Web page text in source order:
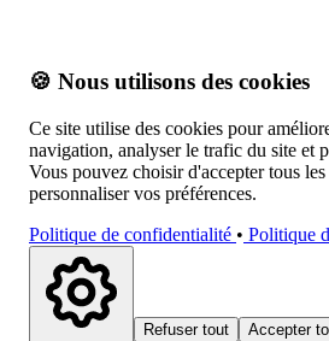
🍪 Nous utilisons des cookies
Ce site utilise des cookies pour
navigation, analyser le trafic du site et
Vous pouvez choisir d'accepter tous
personnaliser vos préférences.
Politique de confidentialité • Politique
Refuser tout Accepter